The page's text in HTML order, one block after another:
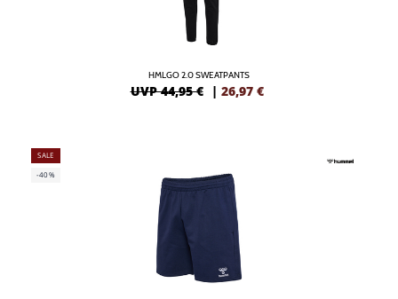
HMLGO 2.0 SWEATPANTS
UVP 44,95 € | 26,97 €
SALE
-40%